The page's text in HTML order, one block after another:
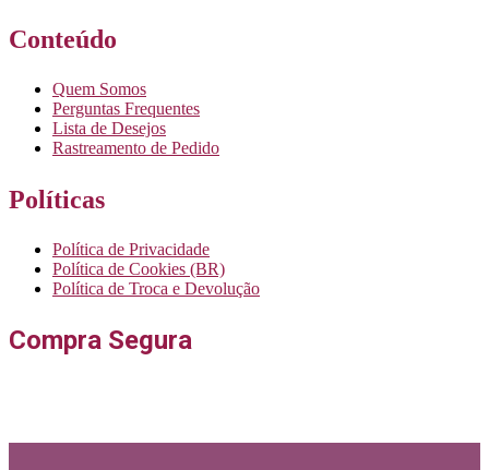
Conteúdo
Quem Somos
Perguntas Frequentes
Lista de Desejos
Rastreamento de Pedido
Políticas
Política de Privacidade
Política de Cookies (BR)
Política de Troca e Devolução
Compra Segura